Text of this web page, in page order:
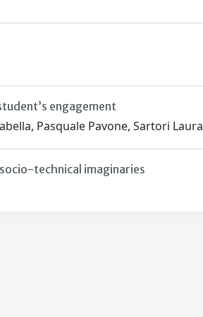
engagement
Pasquale Pavone, Sartori Laura
technical imaginaries